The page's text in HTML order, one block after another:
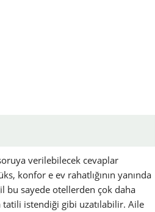
verilebilecek cevaplar
konfor e ev rahatlığının yanında
bu sayede otellerden çok daha
istendiği gibi uzatılabilir. Aile